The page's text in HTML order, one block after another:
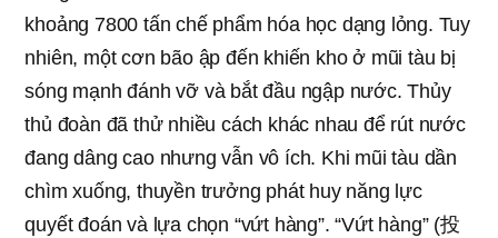
khoảng 7800 tấn chế phẩm hóa học dạng lỏng. Tuy
nhiên, một cơn bão ập đến khiến kho ở mũi tàu bị
sóng mạnh đánh vỡ và bắt đầu ngập nước. Thủy
thủ đoàn đã thử nhiều cách khác nhau để rút nước
đang dâng cao nhưng vẫn vô ích. Khi mũi tàu dần
chìm xuống, thuyền trưởng phát huy năng lực
quyết đoán và lựa chọn “vứt hàng”. “Vứt hàng” (投